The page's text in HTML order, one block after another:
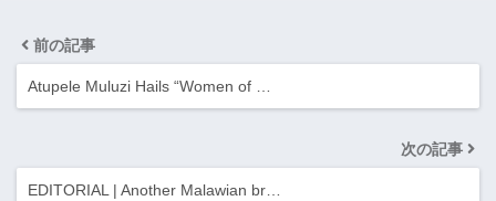
前の記事
Atupele Muluzi Hails “Women of …
次の記事
EDITORIAL | Another Malawian br…